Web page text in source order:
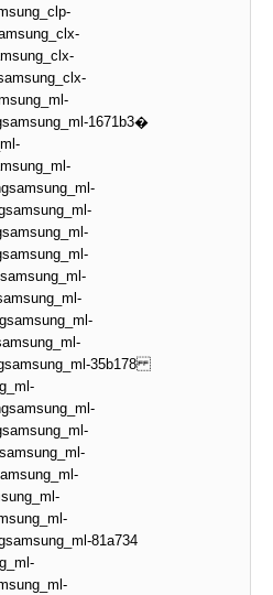
1671b3�
35b178
81a734